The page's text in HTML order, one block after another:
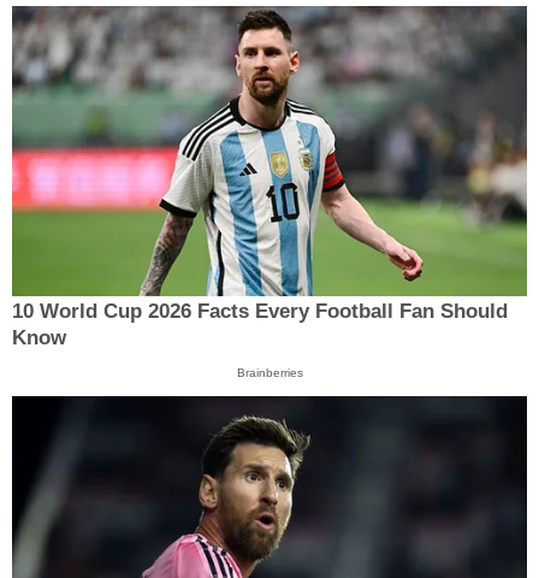
10 World Cup 2026 Facts Every Football Fan Should
Know
Brainberries